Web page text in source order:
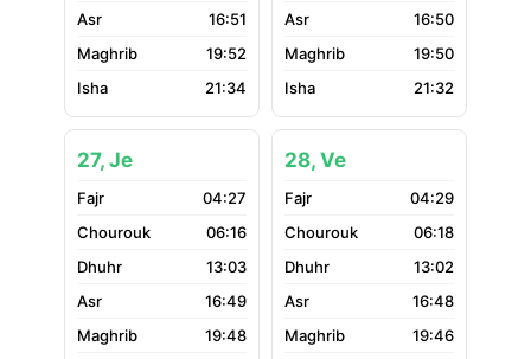
16:51
19:52
21:34
16:50
19:50
21:32
27, Je
04:27
06:16
13:03
16:49
19:48
28, Ve
04:29
06:18
13:02
16:48
19:46